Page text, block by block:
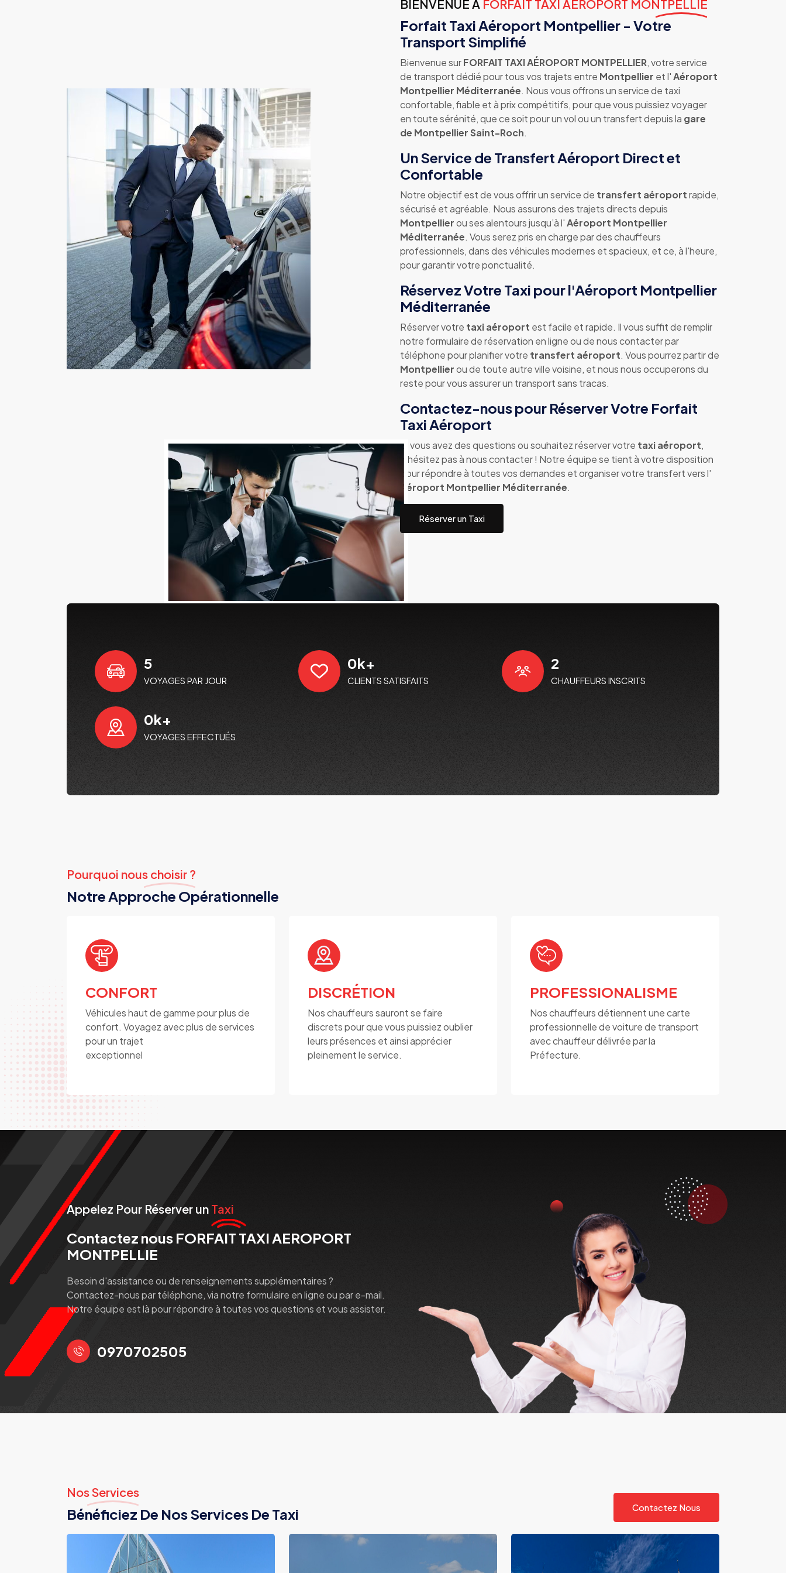
BIENVENUE À FORFAIT TAXI AEROPORT MONTPELLIE
Forfait Taxi Aéroport Montpellier - Votre
Transport Simplifié
Bienvenue surFORFAIT TAXI AÉROPORT MONTPELLIER, votre service
de transport dédié pour tous vos trajets entre Montpellier et l'Aéroport
Montpellier Méditerranée. Nous vous offrons un service de taxi
confortable, fiable et à prix compétitifs, pour que vous puissiez voyager
en toute sérénité, que ce soit pour un vol ou un transfert depuis la gare
de Montpellier Saint-Roch.
Un Service de Transfert Aéroport Direct et
Confortable
Notre objectif est de vous offrir un service de transfert aéroportrapide,
sécurisé et agréable. Nous assurons des trajets directs depuis
Montpellierou ses alentours jusqu’à l'Aéroport Montpellier
Méditerranée. Vous serez pris en charge par des chauffeurs
professionnels, dans des véhicules modernes et spacieux, et ce, à l'heure,
pour garantir votre ponctualité.
Réservez Votre Taxi pour l'Aéroport Montpellier
Méditerranée
Réserver votre taxi aéroport est facile et rapide. Il vous suffit de remplir
notre formulaire de réservation en ligne ou de nous contacter par
téléphone pour planifier votre transfert aéroport. Vous pourrez partir de
Montpellierou de toute autre ville voisine, et nous nous occuperons du
reste pour vous assurer un transport sans tracas.
Contactez-nous pour Réserver Votre Forfait
Taxi Aéroport
Si vous avez des questions ou souhaitez réserver votre taxi aéroport,
n'hésitez pas à nous contacter ! Notre équipe se tient à votre disposition
pour répondre à toutes vos demandes et organiser votre transfert vers l'
Aéroport Montpellier Méditerranée.
Réserver un Taxi
5
VOYAGES PAR JOUR
0k+
CLIENTS SATISFAITS
2
CHAUFFEURS INSCRITS
0k+
VOYAGES EFFECTUÉS
Pourquoi nous choisir ?
Notre Approche Opérationnelle
CONFORT
Véhicules haut de gamme pour plus de
confort. Voyagez avec plus de services
pour un trajet
exceptionnel
DISCRÉTION
Nos chauffeurs sauront se faire
discrets pour que vous puissiez oublier
leurs présences et ainsi apprécier
pleinement le service.
PROFESSIONALISME
Nos chauffeurs détiennent une carte
professionnelle de voiture de transport
avec chauffeur délivrée par la
Préfecture.
Appelez Pour Réserver un Taxi
Contactez nous FORFAIT TAXI AEROPORT
MONTPELLIE
Besoin d'assistance ou de renseignements supplémentaires ?
Contactez-nous par téléphone, via notre formulaire en ligne ou par e-mail.
Notre équipe est là pour répondre à toutes vos questions et vous assister.
0970702505
Nos Services
Bénéficiez De Nos Services De Taxi Contactez Nous